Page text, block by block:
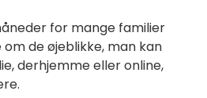
for mange familier
de øjeblikke, man kan
derhjemme eller online,